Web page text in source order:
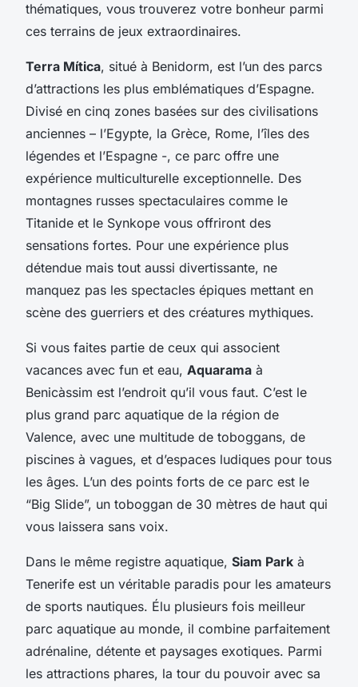
thématiques, vous trouverez votre bonheur parmi
ces terrains de jeux extraordinaires.
Terra Mítica, situé à Benidorm, est l’un des parcs
d’attractions les plus emblématiques d’Espagne.
Divisé en cinq zones basées sur des civilisations
anciennes – l’Egypte, la Grèce, Rome, l’îles des
légendes et l’Espagne -, ce parc offre une
expérience multiculturelle exceptionnelle. Des
montagnes russes spectaculaires comme le
Titanide et le Synkope vous offriront des
sensations fortes. Pour une expérience plus
détendue mais tout aussi divertissante, ne
manquez pas les spectacles épiques mettant en
scène des guerriers et des créatures mythiques.
Si vous faites partie de ceux qui associent
vacances avec fun et eau, Aquarama à
Benicàssim est l’endroit qu’il vous faut. C’est le
plus grand parc aquatique de la région de
Valence, avec une multitude de toboggans, de
piscines à vagues, et d’espaces ludiques pour tous
les âges. L’un des points forts de ce parc est le
“Big Slide”, un toboggan de 30 mètres de haut qui
vous laissera sans voix.
Dans le même registre aquatique, Siam Park à
Tenerife est un véritable paradis pour les amateurs
de sports nautiques. Élu plusieurs fois meilleur
parc aquatique au monde, il combine parfaitement
adrénaline, détente et paysages exotiques. Parmi
les attractions phares, la tour du pouvoir avec sa